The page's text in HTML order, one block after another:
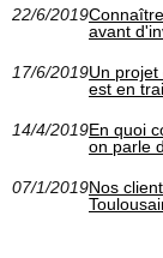
22/6/2019
avant
17/6/2019Un projet
est en
14/4/2019En quoi
on parle
07/1/2019Nos